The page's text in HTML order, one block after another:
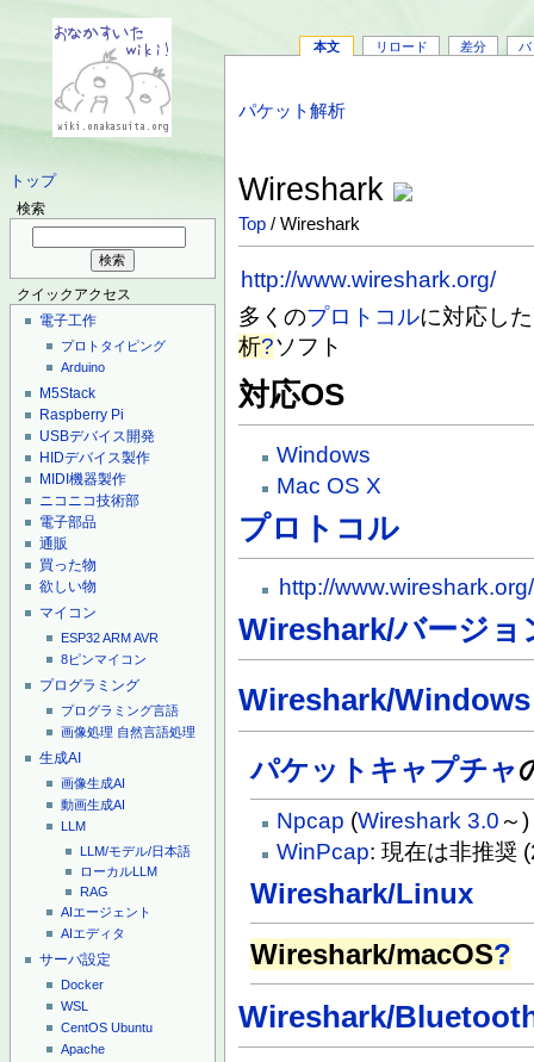
トップ
検索
クイックアクセス
電子工作
プロトタイピング
Arduino
M5Stack
Raspberry Pi
USBデバイス開発
HIDデバイス製作
MIDI機器製作
ニコニコ技術部
電子部品
通販
買った物
欲しい物
マイコン
ESP32ARMAVR
8ピンマイコン
プログラミング
プログラミング言語
画像処理 自然言語処理
生成AI
画像生成AI
動画生成AI
LLM
LLM/モデル/日本語
ローカルLLM
RAG
AIエージェント
AIエディタ
サーバ設定
Docker
WSL
CentOS Ubuntu
Apache
本文 リロード 差分 バ
パケット解析
Wireshark
Top / Wireshark
http://www.wireshark.org/
多くのプロトコルに対応し
析?ソフト
対応OS
Windows
Mac OS X
プロトコル
http://
Wireshark/バージョ
Wireshark/Windows
パケットキャプチャ
Npcap (Wireshark 3.0 ～)
WinPcap: 現在は非推奨
Wireshark/Linux
Wireshark/macOS?
Wireshark/